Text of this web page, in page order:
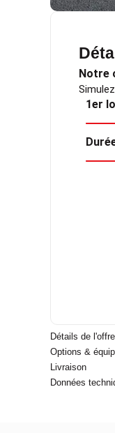
Notre
1er
Détails de l'offre
Options &
Livraison
Données